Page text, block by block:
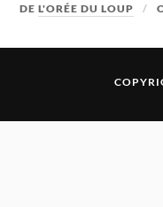
DEL'ORÉE DU LOUP